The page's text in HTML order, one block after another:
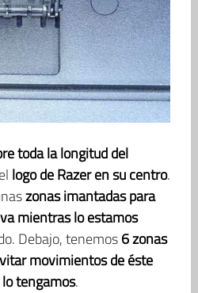
toda la longitud del
logo de Razer en su centro.
zonas imantadas para
mientras lo estamos
Debajo, tenemos6 zonas
movimientos de éste
tengamos.